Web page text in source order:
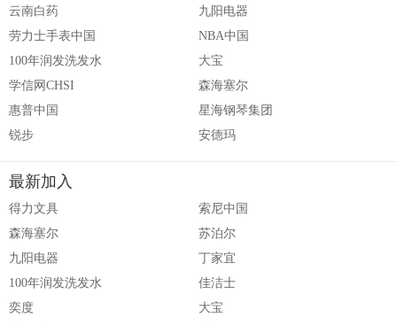
云南白药
九阳电器
劳力士手表中国
NBA中国
100年润发洗发水
大宝
学信网CHSI
森海塞尔
惠普中国
星海钢琴集团
锐步
安德玛
最新加入
得力文具
索尼中国
森海塞尔
苏泊尔
九阳电器
丁家宜
100年润发洗发水
佳洁士
奕度
大宝